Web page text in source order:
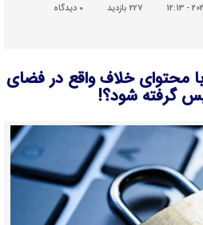
227 بازدید دیدگاه
محتوای خلاف واقع در فضای
گرفته شود؟!